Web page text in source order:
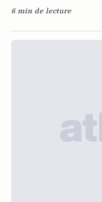
6 min de lecture